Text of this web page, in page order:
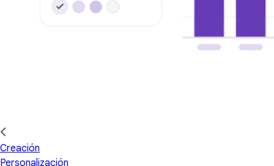
Creación
Personalización